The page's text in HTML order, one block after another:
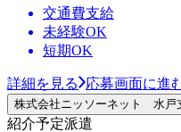
交通費支給
未経験OK
短期OK
詳細を見る 応募画面に進
株式会社ニッソーネット 水戸
紹介予定派遣